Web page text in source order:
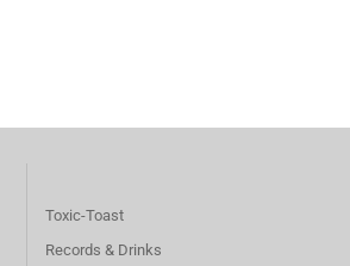
Toxic-Toast
Records & Drinks